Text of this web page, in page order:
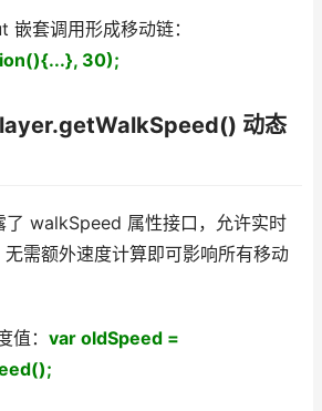
套调用形成移动链：
30);
动态
walkSpeed 属性接口，允许实时
需额外速度计算即可影响所有移动
值： var oldSpeed =